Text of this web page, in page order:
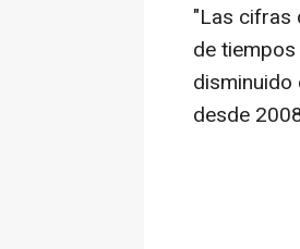
"Las cifras
de
disminuido
desde